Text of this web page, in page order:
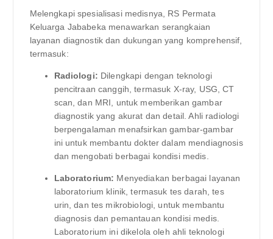
Melengkapi spesialisasi medisnya, RS Permata
Keluarga Jababeka menawarkan serangkaian
layanan diagnostik dan dukungan yang komprehensif,
termasuk:
Radiologi: Dilengkapi dengan teknologi
pencitraan canggih, termasuk X-ray, USG, CT
scan, dan MRI, untuk memberikan gambar
diagnostik yang akurat dan detail. Ahli radiologi
berpengalaman menafsirkan gambar-gambar
ini untuk membantu dokter dalam mendiagnosis
dan mengobati berbagai kondisi medis.
Laboratorium: Menyediakan berbagai layanan
laboratorium klinik, termasuk tes darah, tes
urin, dan tes mikrobiologi, untuk membantu
diagnosis dan pemantauan kondisi medis.
Laboratorium ini dikelola oleh ahli teknologi